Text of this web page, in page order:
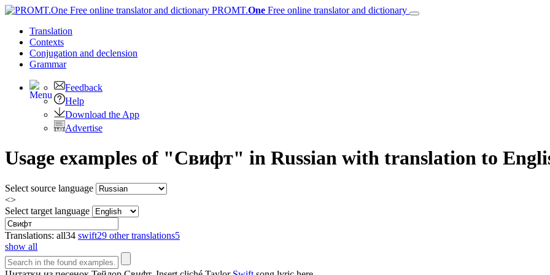
PROMT.One Free online translator and dictionary
Translation
Contexts
Conjugation and declension
Grammar
Feedback
Help
Download the App
Advertise
Usage examples of "Свифт" in Russian with translation to
Select source language
<>
Select target language
Translations: all34 swift29 other translations5
show all